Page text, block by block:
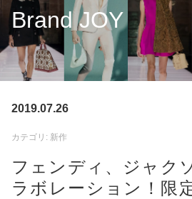
Brand JOY
2019.07.26
カテゴリ: 新作
フェンディ、ジャク
ラボレーション！限